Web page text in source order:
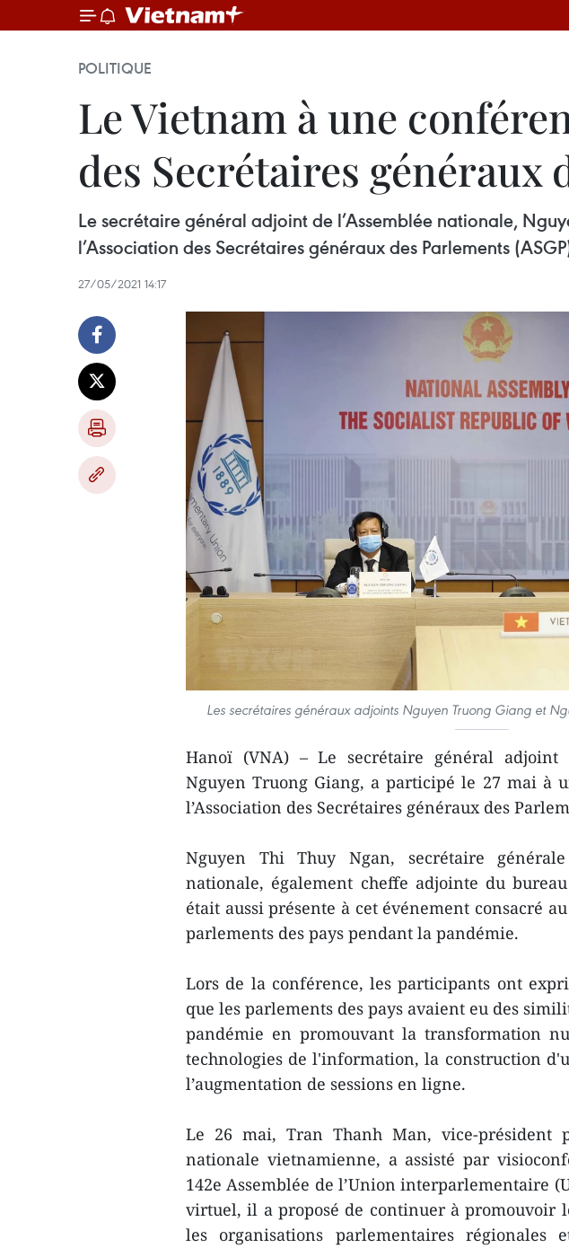
POLITIQUE
Le Vietnam à une
des Secrétaires généraux
Le secrétaire général adjoint de l’Assemblée nationale,
l’Association des Secrétaires généraux des Parlements
27/05/2021 14:17
Les secrétaires généraux adjoints Nguyen Truong Giang et
Hanoï (VNA) – Le secrétaire général adjoint
Nguyen Truong Giang, a participé le 27 mai à
l’Association des Secrétaires généraux des
Nguyen Thi Thuy Ngan, secrétaire
nationale, également cheffe adjointe du
était aussi présente à cet événement consacré
parlements des pays pendant la pandémie.
Lors de la conférence, les participants ont
que les parlements des pays avaient eu des
pandémie en promouvant la transformation
technologies de l'information, la construction
l’augmentation de sessions en ligne.
Le 26 mai, Tran Thanh Man, vice-président
nationale vietnamienne, a assisté par
142e Assemblée de l’Union interparlementaire
virtuel, il a proposé de continuer à promouvoir
les organisations parlementaires régionales